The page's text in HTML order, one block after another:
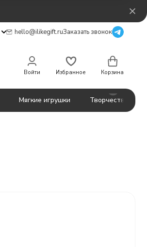
hello@ilikegift.ruЗаказать звонок
Войти Избранное Корзина
Мягкие игрушки Творчество